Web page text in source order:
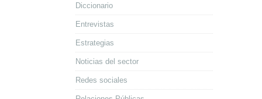
Diccionario
Entrevistas
Estrategias
Noticias del sector
Redes sociales